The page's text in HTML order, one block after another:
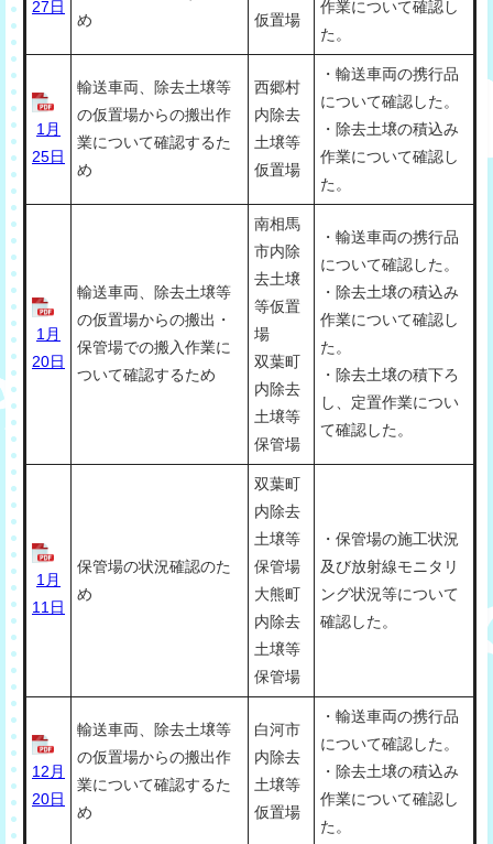
27日
め
仮置場
作業について確認し
た。
1月
25日
輸送車両、除去土壌等
の仮置場からの搬出作
業について確認するた
め
西郷村
内除去
土壌等
仮置場
・輸送車両の携行品
について確認した。
・除去土壌の積込み
作業について確認し
た。
1月
20日
輸送車両、除去土壌等
の仮置場からの搬出・
保管場での搬入作業に
ついて確認するため
南相馬
市内除
去土壌
等仮置
場
双葉町
内除去
土壌等
保管場
・輸送車両の携行品
について確認した。
・除去土壌の積込み
作業について確認し
た。
・除去土壌の積下ろ
し、定置作業につい
て確認した。
1月
11日
保管場の状況確認のた
め
双葉町
内除去
土壌等
保管場
大熊町
内除去
土壌等
保管場
・保管場の施工状況
及び放射線モニタリ
ング状況等について
確認した。
12月
20日
輸送車両、除去土壌等
の仮置場からの搬出作
業について確認するた
め
白河市
内除去
土壌等
仮置場
・輸送車両の携行品
について確認した。
・除去土壌の積込み
作業について確認し
た。